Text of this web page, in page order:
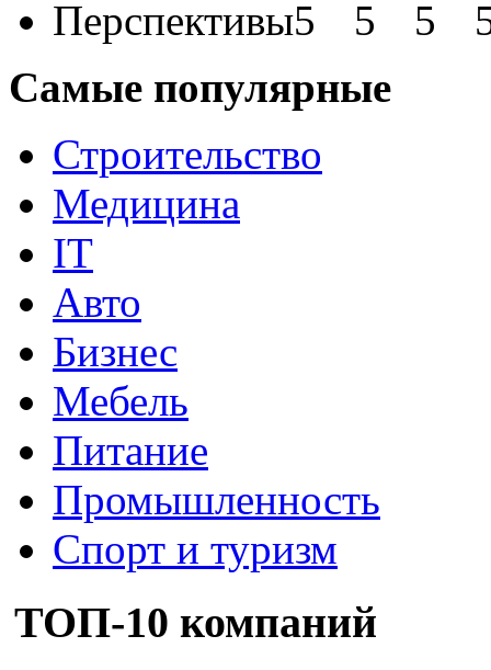
Перспективы
Самые популярные
Строительство
Медицина
IT
Авто
Бизнес
Мебель
Питание
Промышленность
Спорт и туризм
ТОП-10 компаний